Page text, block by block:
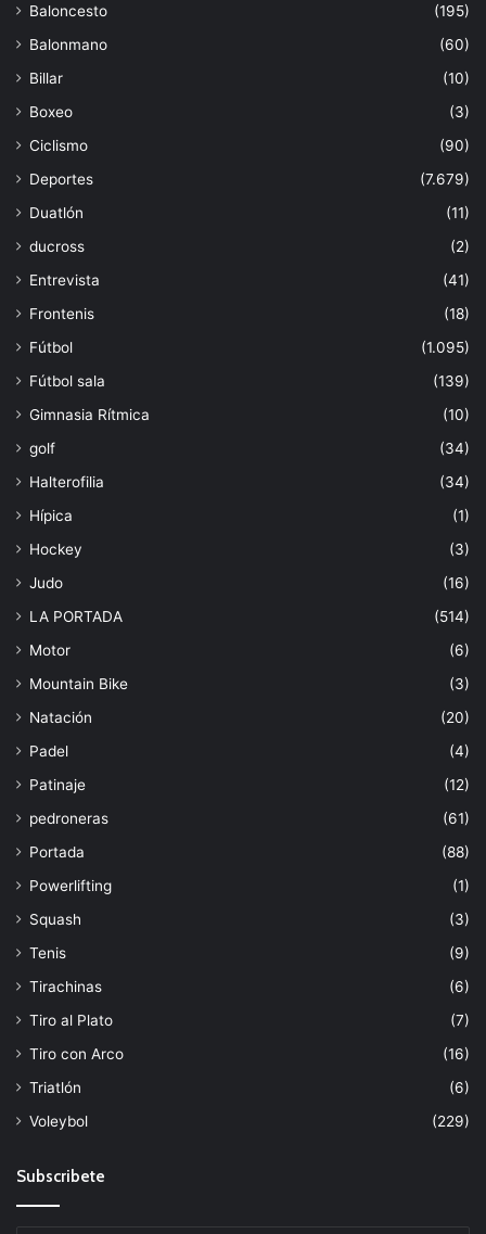
Baloncesto
(195)
Balonmano
(60)
Billar
(10)
Boxeo
(3)
Ciclismo
(90)
Deportes
(7.679)
Duatlón
(11)
ducross
(2)
Entrevista
(41)
Frontenis
(18)
Fútbol
(1.095)
Fútbol sala
(139)
Gimnasia Rítmica
(10)
golf
(34)
Halterofilia
(34)
Hípica
(1)
Hockey
(3)
Judo
(16)
LA PORTADA
(514)
Motor
(6)
Mountain Bike
(3)
Natación
(20)
Padel
(4)
Patinaje
(12)
pedroneras
(61)
Portada
(88)
Powerlifting
(1)
Squash
(3)
Tenis
(9)
Tirachinas
(6)
Tiro al Plato
(7)
Tiro con Arco
(16)
Triatlón
(6)
Voleybol
(229)
Subscribete